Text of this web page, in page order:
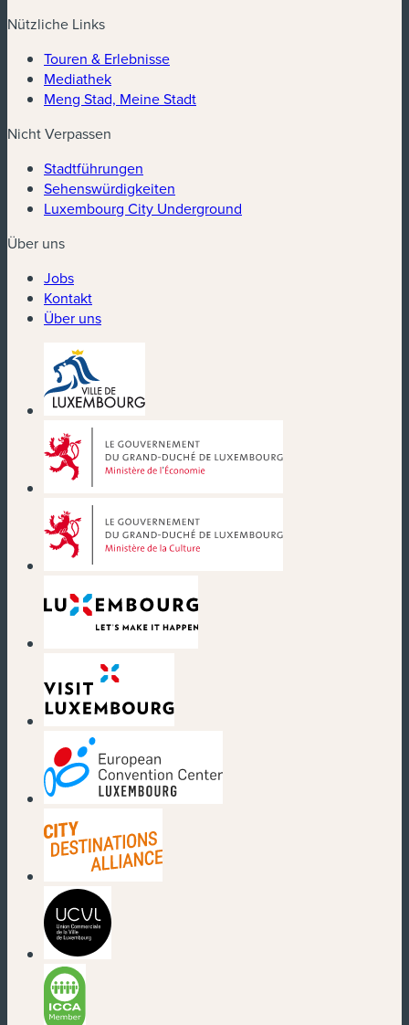
Nützliche Links
Touren & Erlebnisse
Mediathek
Meng Stad, Meine Stadt
Nicht Verpassen
Stadtführungen
Sehenswürdigkeiten
Luxembourg City Underground
Über uns
Jobs
Kontakt
Über uns